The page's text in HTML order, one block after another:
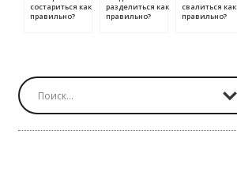
состариться как
правильно?
разделиться как
правильно?
свалиться как
правильно?